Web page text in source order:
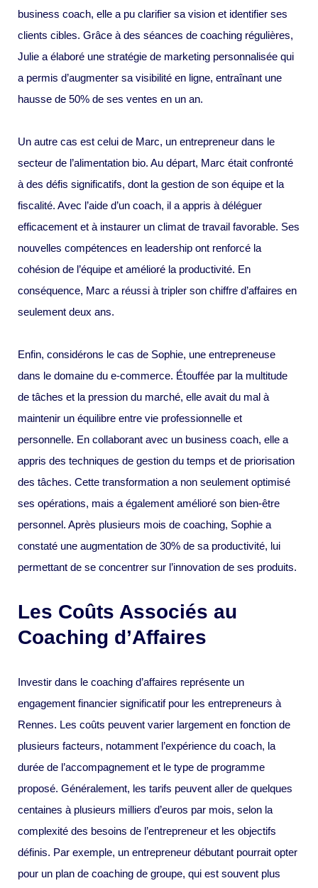
business coach, elle a pu clarifier sa vision et identifier ses
clients cibles. Grâce à des séances de coaching régulières,
Julie a élaboré une stratégie de marketing personnalisée qui
a permis d’augmenter sa visibilité en ligne, entraînant une
hausse de 50% de ses ventes en un an.
Un autre cas est celui de Marc, un entrepreneur dans le
secteur de l’alimentation bio. Au départ, Marc était confronté
à des défis significatifs, dont la gestion de son équipe et la
fiscalité. Avec l’aide d’un coach, il a appris à déléguer
efficacement et à instaurer un climat de travail favorable. Ses
nouvelles compétences en leadership ont renforcé la
cohésion de l’équipe et amélioré la productivité. En
conséquence, Marc a réussi à tripler son chiffre d’affaires en
seulement deux ans.
Enfin, considérons le cas de Sophie, une entrepreneuse
dans le domaine du e-commerce. Étouffée par la multitude
de tâches et la pression du marché, elle avait du mal à
maintenir un équilibre entre vie professionnelle et
personnelle. En collaborant avec un business coach, elle a
appris des techniques de gestion du temps et de priorisation
des tâches. Cette transformation a non seulement optimisé
ses opérations, mais a également amélioré son bien-être
personnel. Après plusieurs mois de coaching, Sophie a
constaté une augmentation de 30% de sa productivité, lui
permettant de se concentrer sur l’innovation de ses produits.
Les Coûts Associés au
Coaching d’Affaires
Investir dans le coaching d’affaires représente un
engagement financier significatif pour les entrepreneurs à
Rennes. Les coûts peuvent varier largement en fonction de
plusieurs facteurs, notamment l’expérience du coach, la
durée de l’accompagnement et le type de programme
proposé. Généralement, les tarifs peuvent aller de quelques
centaines à plusieurs milliers d’euros par mois, selon la
complexité des besoins de l’entrepreneur et les objectifs
définis. Par exemple, un entrepreneur débutant pourrait opter
pour un plan de coaching de groupe, qui est souvent plus